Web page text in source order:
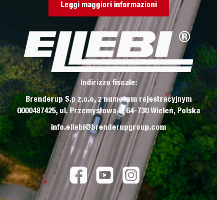
Leggi maggiori informazioni
Indirizzo fiscale:
Brenderup S.p z.o.o, z numerem rejestracyjnym
0000487425, ul. Przemysłowa 3, 64-730 Wieleń, Polska
info.ellebi@brenderupgroup.com